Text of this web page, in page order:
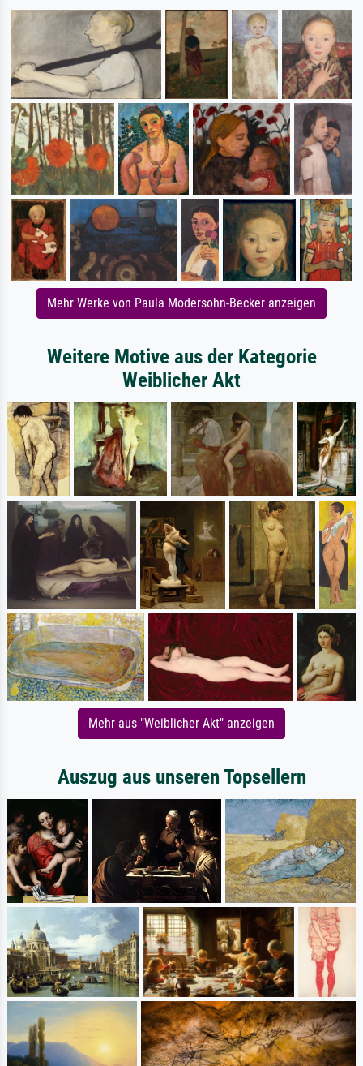
Mehr Werke von Paula Modersohn-Becker anzeigen
Weitere Motive aus der Kategorie
Weiblicher Akt
Mehr aus "Weiblicher Akt" anzeigen
Auszug aus unseren Topsellern